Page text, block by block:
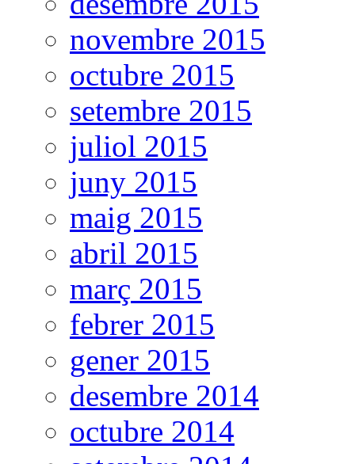
novembre 2015
octubre 2015
setembre 2015
juliol 2015
juny 2015
maig 2015
abril 2015
març 2015
febrer 2015
gener 2015
desembre 2014
octubre 2014